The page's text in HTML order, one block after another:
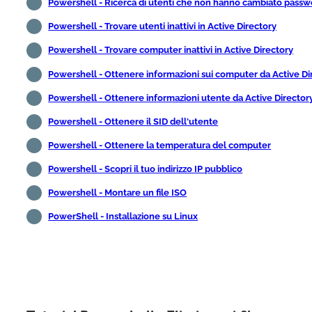
Powershell - Ricerca di utenti che non hanno cambiato
Powershell - Trovare utenti inattivi in Active Directory
Powershell - Trovare computer inattivi in Active Directory
Powershell - Ottenere informazioni sui computer da Active
Powershell - Ottenere informazioni utente da Active
Powershell - Ottenere il SID dell'utente
Powershell - Ottenere la temperatura del computer
Powershell - Scopri il tuo indirizzo IP pubblico
Powershell - Montare un file ISO
PowerShell - Installazione su Linux